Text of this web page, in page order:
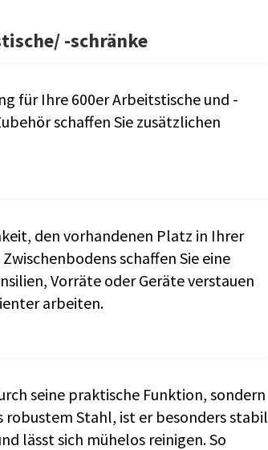
-schränke
für Ihre 600er Arbeitstische und -
schaffen Sie zusätzlichen
den vorhandenen Platz in Ihrer
schaffen Sie eine
Vorräte oder Geräte verstauen
arbeiten.
seine praktische Funktion, sondern
Stahl, ist er besonders stabil
lässt sich mühelos reinigen. So